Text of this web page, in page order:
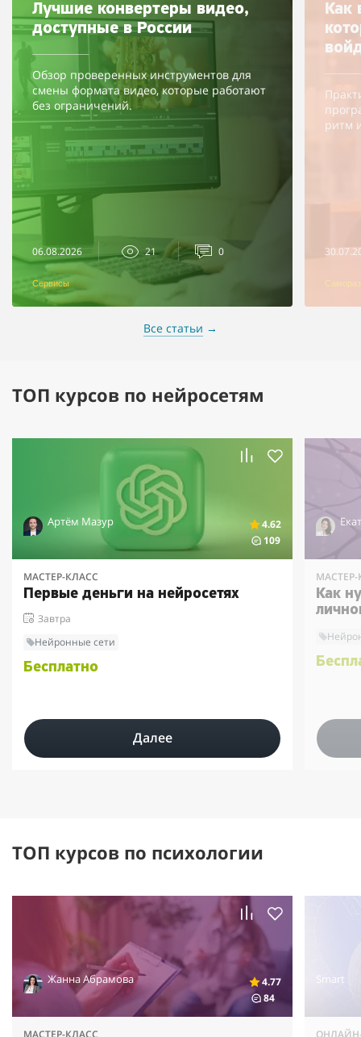
Лучшие конвертеры видео,
доступные в России
Обзор проверенных инструментов для
смены формата видео, которые работают
без ограничений.
06.08.2026 21 0
Сервисы
Как
ритм
Все статьи →
ТОП курсов по нейросетям
Артём Мазур
4.62
109
МАСТЕР-КЛАСС
Первые деньги на нейросетях
Завтра
Нейронные сети
Бесплатно
Далее
Как
ТОП курсов по психологии
Жанна Абрамова
4.77
84
МАСТЕР-КЛАСС
Smart